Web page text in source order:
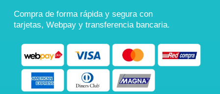
Compra de forma rápida y segura con
tarjetas, Webpay y transferencia bancaria.